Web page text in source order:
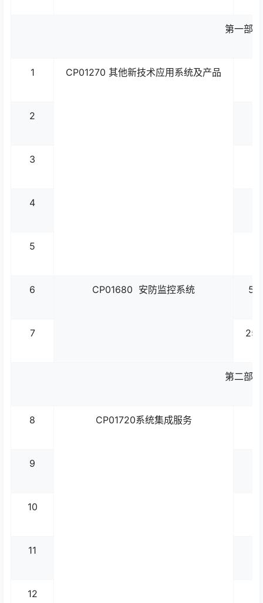
第一部
1 CP01270 其他新技术应用系统及产品
2
3
4
5
6 CP01680 安防监控系统
7
第二部
8 CP01720系统集成服务
9
10
11
12